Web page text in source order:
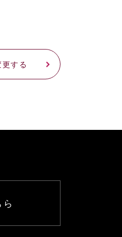
する